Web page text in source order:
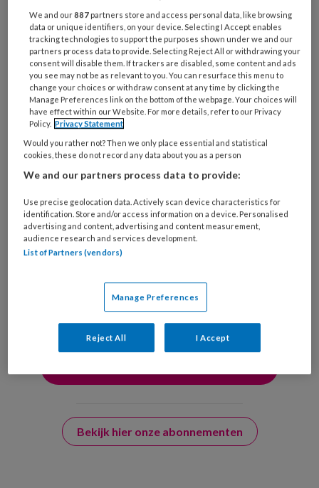
welke
organisatie
werk
je?
Untitled
Ontvang 2x per week de
KinderopvangTotaal nieuwsbrief
Ontvang iedere zondag het
Management Kinderopvang
Weekoverzicht
Ja, ik geef toestemming voor e-mails
van KinderopvangTotaal en
Springer Media B.V.
?
uw profiel in overeenstemming met onsprivacy statement
Bekijk hier onze abonnementen
We and our887 partners store and access personal data, like browsing
data or unique identifiers, on your device. Selecting I Accept enables
tracking technologies to support the purposes shown under we and our
partners process data to provide. Selecting Reject All or withdrawing your
consent will disable them. If trackers are disabled, some content and ads
you see may not be as relevant to you. You can resurface this menu to
change your choices or withdraw consent at any time by clicking the
Manage Preferences link on the bottom of the webpage. Your choices will
have effect within our Website. For more details, refer to our Privacy
Policy. Privacy Statement
Would you rather not? Then we only place essential and statistical
cookies, these do not record any data about you as a person
We and our partners process data to provide:
Use precise geolocation data. Actively scan device characteristics for
identification. Store and/or access information on a device. Personalised
advertising and content, advertising and content measurement,
audience research and services development.
List of Partners (vendors)
Manage Preferences
Reject All I Accept